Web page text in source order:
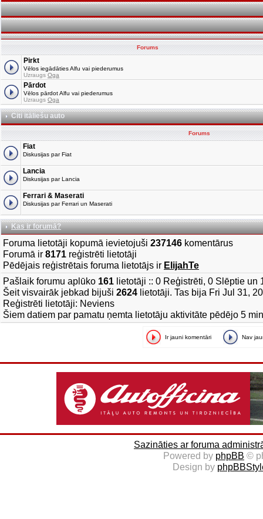
Forums
Pirkt
Vēlos iegādāties Alfu vai piederumus
Uzraugs Oga
Pārdot
Vēlos pārdot Alfu vai piederumus
Uzraugs Oga
Citi itāliešu auto
Forums
Fiat
Diskusijas par Fiat
Lancia
Diskusijas par Lancia
Ferrari & Maserati
Diskusijas par Ferrari un Maserati
Kas ir forumā?
Foruma lietotāji kopumā ievietojuši 237146 komentārus
Forumā ir 8171 reģistrēti lietotāji
Pēdējais reģistrētais foruma lietotājs ir ElijahTe
Pašlaik forumu aplūko 161 lietotāji :: 0 Reģistrēti, 0 Slēptie
Šeit visvairāk jebkad bijuši 2624 lietotāji. Tas bija Fri Jul 31,
Reģistrēti lietotāji: Neviens
Šiem datiem par pamatu ņemta lietotāju aktivitāte pēdējo 5
Ir jauni komentāri Nav
Sazināties ar foruma
Powered by phpBB ©
Design by